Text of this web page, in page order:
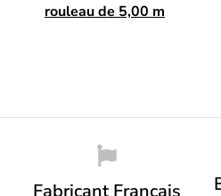
rouleau de 5,00 m
Fabricant Français